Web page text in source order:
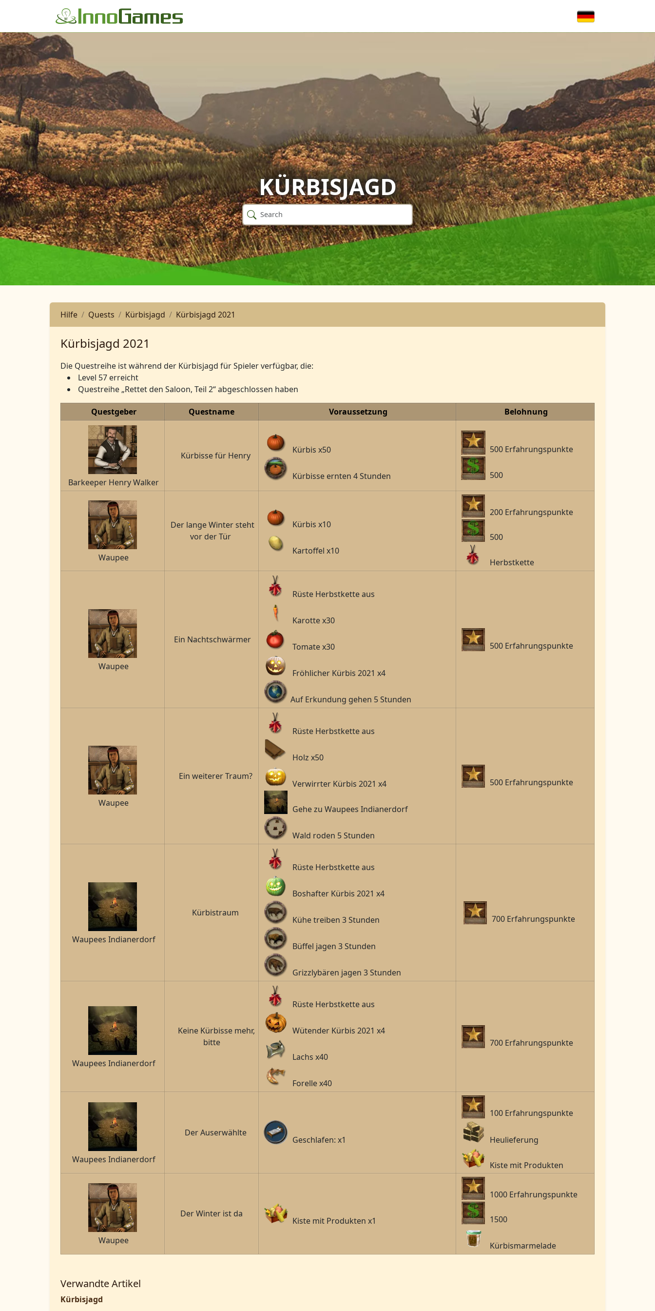
KÜRBISJAGD
Hilfe Quests Kürbisjagd Kürbisjagd 2021
Kürbisjagd 2021
Die Questreihe ist während der Kürbisjagd für Spieler verfügbar, die:
Level 57 erreicht
Questreihe „Rettet den Saloon, Teil 2“ abgeschlossen haben
Questgeber Questname Voraussetzung Belohnung
Barkeeper Henry Walker
Kürbisse für Henry
Kürbis x50
Kürbisse ernten 4 Stunden
500 Erfahrungspunkte
500
Waupee
Der lange Winter steht
vor der Tür
Kürbis x10
Kartoffel x10
200 Erfahrungspunkte
500
Herbstkette
Waupee
Ein Nachtschwärmer
Rüste Herbstkette aus
Karotte x30
Tomate x30
Fröhlicher Kürbis 2021 x4
Auf Erkundung gehen 5 Stunden
500 Erfahrungspunkte
Waupee
Ein weiterer Traum?
Rüste Herbstkette aus
Holz x50
Verwirrter Kürbis 2021 x4
Gehe zu Waupees Indianerdorf
Wald roden 5 Stunden
500 Erfahrungspunkte
Waupees Indianerdorf
Kürbistraum
Rüste Herbstkette aus
Boshafter Kürbis 2021 x4
Kühe treiben 3 Stunden
Büffel jagen 3 Stunden
Grizzlybären jagen 3 Stunden
700 Erfahrungspunkte
Waupees Indianerdorf
Keine Kürbisse mehr,
bitte
Rüste Herbstkette aus
Wütender Kürbis 2021 x4
Lachs x40
Forelle x40
700 Erfahrungspunkte
Waupees Indianerdorf
Der Auserwählte
Geschlafen: x1
100 Erfahrungspunkte
Heulieferung
Kiste mit Produkten
Waupee
Der Winter ist da
Kiste mit Produkten x1
1000 Erfahrungspunkte
1500
Kürbismarmelade
Verwandte Artikel
Kürbisjagd